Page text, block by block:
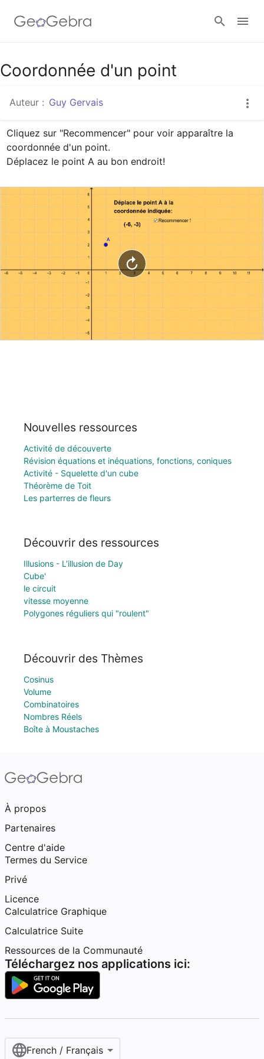
Google Classroom
Classe GeoGebra
Se connecter
Coordonnée d'un point
Auteur : Guy Gervais
Cliquez sur "Recommencer" pour voir apparaître la
coordonnée d'un point.
Déplacez le point A au bon endroit!
Nouvelles ressources
Activité de découverte
Révision équations et inéquations, fonctions, coniques
Activité - Squelette d'un cube
Théorème de Toit
Les parterres de fleurs
Découvrir des ressources
Illusions - L’illusion de Day
Cube'
le circuit
vitesse moyenne
Polygones réguliers qui "roulent"
Découvrir des Thèmes
Cosinus
Volume
Combinatoires
Nombres Réels
Boîte à Moustaches
À propos
Partenaires
Centre d'aide
Termes du Service
Privé
Licence
Calculatrice Graphique
Calculatrice Suite
Ressources de la Communauté
Téléchargez nos applications ici:
French / Français‎